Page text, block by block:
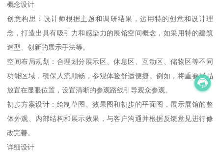
概念设计
创意构思：设计师根据主题和调研结果，运用特的创意和设计理
念，打造出具有吸引力和感染力的展馆空间概念，如采用特的建筑
造型、创新的展示手法等。
空间布局规划：合理划分展示区、休息区、互动区、储物区等不同
功能区域，确保人流顺畅，参观体验舒适便捷。例如，将重要展品
放置在显眼位置，设置清晰的参观路线引导观众参观。
初步方案设计：绘制草图、效果图和初步的平面图，展示展馆的整
体外观、内部结构和展示效果，与客户沟通并根据反馈意见进行修
改完善。
详细设计